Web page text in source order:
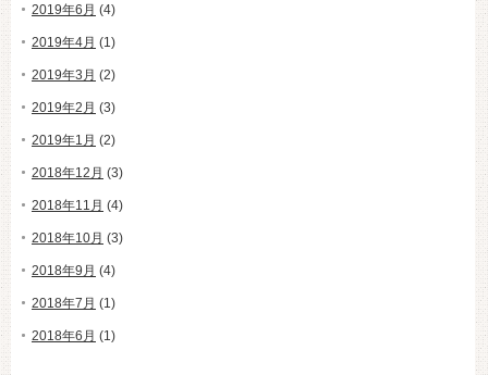
2019年6月 (4)
2019年4月 (1)
2019年3月 (2)
2019年2月 (3)
2019年1月 (2)
2018年12月 (3)
2018年11月 (4)
2018年10月 (3)
2018年9月 (4)
2018年7月 (1)
2018年6月 (1)